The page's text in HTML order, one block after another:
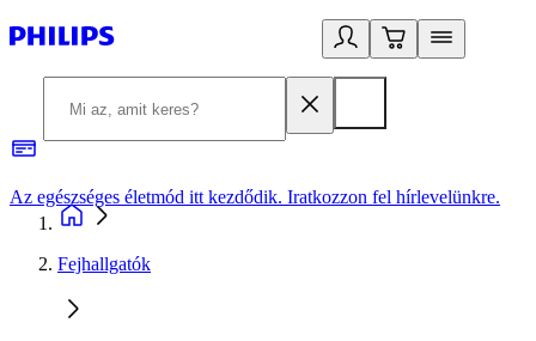
Az egészséges életmód itt kezdődik. Iratkozzon fel hírlevelünkre.
Fejhallgatók